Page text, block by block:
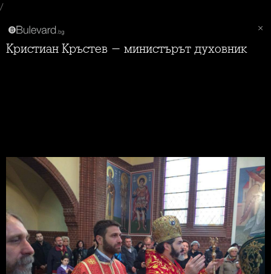
/
Кристиан Кръстев - министърът духовник